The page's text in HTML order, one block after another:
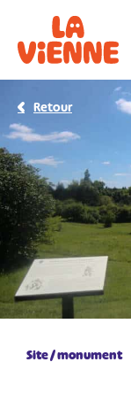
Site / monument
Retour